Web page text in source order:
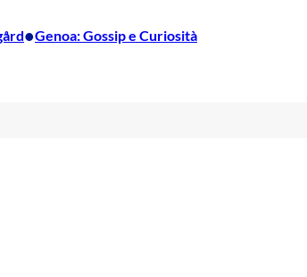
•Genoa: Gossip e Curiosità